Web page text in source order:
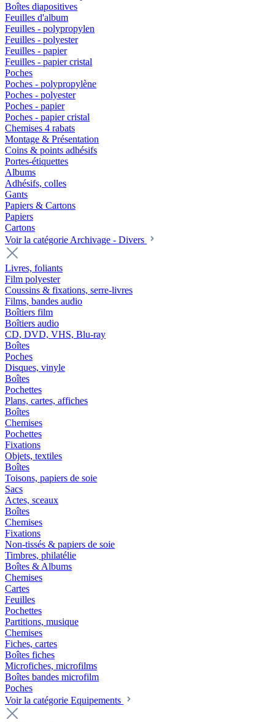
Boîtes diapositives
Feuilles d'album
Feuilles - polypropylen
Feuilles - polyester
Feuilles - papier
Feuilles - papier cristal
Poches
Poches - polypropylène
Poches - polyester
Poches - papier
Poches - papier cristal
Chemises 4 rabats
Montage & Présentation
Coins & points adhésifs
Portes-étiquettes
Albums
Adhésifs, colles
Gants
Papiers & Cartons
Papiers
Cartons
Voir la catégorie Archivage - Divers
Livres, foliants
Film polyester
Coussins & fixations, serre-livres
Films, bandes audio
Boîtiers film
Boîtiers audio
CD, DVD, VHS, Blu-ray
Boîtes
Poches
Disques, vinyle
Boîtes
Pochettes
Plans, cartes, affiches
Boîtes
Chemises
Pochettes
Fixations
Objets, textiles
Boîtes
Toisons, papiers de soie
Sacs
Actes, sceaux
Boîtes
Chemises
Fixations
Non-tissés & papiers de soie
Timbres, philatélie
Boîtes & Albums
Chemises
Cartes
Feuilles
Pochettes
Partitions, musique
Chemises
Fiches, cartes
Boîtes fiches
Microfiches, microfilms
Boîtes bandes microfilm
Poches
Voir la catégorie Equipements